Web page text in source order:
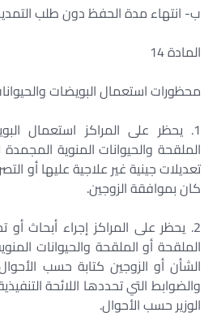
ب- انتهاء مدة الحفظ دون طلب
المادة 14
محظورات استعمال البويضات
1. يحظر على المراكز استعمال
الملقحة والحيوانات المنوية
تعديلات جينية غير علاجية عليها أو
كان بموافقة الزوجين.
2. يحظر على المراكز إجراء أبحاث
الملقحة أو الملقحة والحيوانات
الشأن أو الزوجين كتابة حسب
والضوابط التي تحددها اللائحة
الوزير حسب الأحوال.